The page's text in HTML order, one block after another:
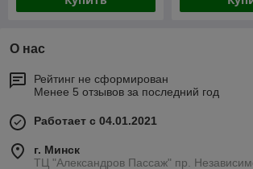
О нас
Рейтинг не сформирован
Менее 5 отзывов за последний год
Работает с 04.01.2021
г. Минск
ТЦ "Александров Пассаж" пр.